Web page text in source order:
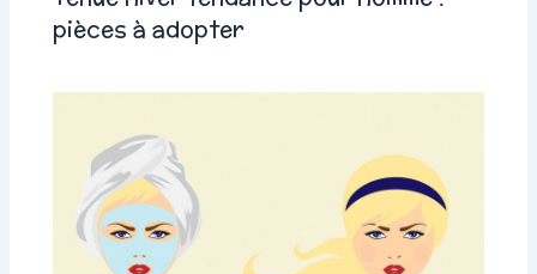
pièces à adopter